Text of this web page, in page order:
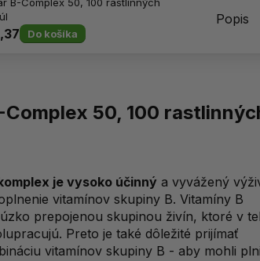
B-Complex 50, 100 rastlinných
Do košíka
Popis
50, 100
je vysoko účinný a vyvážený
vitamínov skupiny B. Vitamíny B
prepojenou skupinou živín, ktoré v
Preto je také dôležité prijímať
vitamínov skupiny B - aby mohli